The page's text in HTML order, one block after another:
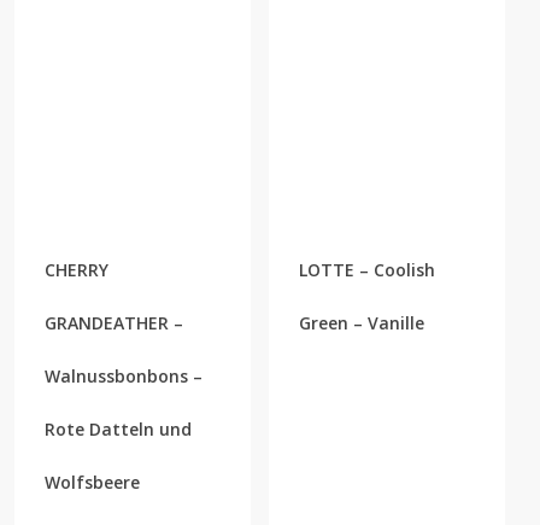
CHERRY
GRANDEATHER –
Walnussbonbons –
Rote Datteln und
Wolfsbeere
LOTTE – Coolish
Green – Vanille